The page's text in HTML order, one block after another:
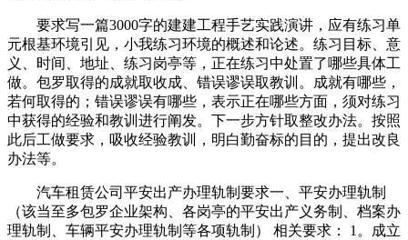
要求写一篇3000字的建建工程手艺实践演讲，应有练习单
元根基环境引见，小我练习环境的概述和论述。练习目标、意
义、时间、地址、练习岗亭等，正在练习中处置了哪些具体工
做。包罗取得的成就取收成、错误谬误取教训。成就有哪些，
若何取得的；错误谬误有哪些，表示正在哪些方面，须对练习
中获得的经验和教训进行阐发。下一步方针取整改办法。按照
此后工做要求，吸收经验教训，明白勤奋标的目的，提出改良
办法等。
汽车租赁公司平安出产办理轨制要求一、平安办理轨制
（该当至多包罗企业架构、各岗亭的平安出产义务制、档案办
理轨制、车辆平安办理轨制等各项轨制） 相关要求： 1。成立